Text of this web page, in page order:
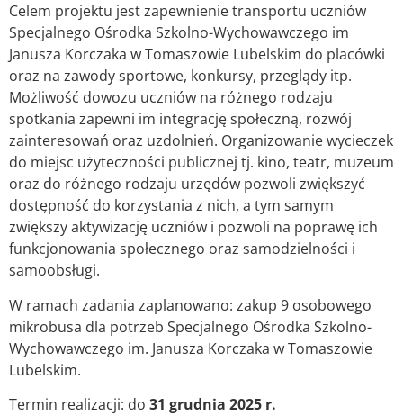
Celem projektu jest zapewnienie transportu uczniów
Specjalnego Ośrodka Szkolno-Wychowawczego im
Janusza Korczaka w Tomaszowie Lubelskim do placówki
oraz na zawody sportowe, konkursy, przeglądy itp.
Możliwość dowozu uczniów na różnego rodzaju
spotkania zapewni im integrację społeczną, rozwój
zainteresowań oraz uzdolnień. Organizowanie wycieczek
do miejsc użyteczności publicznej tj. kino, teatr, muzeum
oraz do różnego rodzaju urzędów pozwoli zwiększyć
dostępność do korzystania z nich, a tym samym
zwiększy aktywizację uczniów i pozwoli na poprawę ich
funkcjonowania społecznego oraz samodzielności i
samoobsługi.
W ramach zadania zaplanowano: zakup 9 osobowego
mikrobusa dla potrzeb Specjalnego Ośrodka Szkolno-
Wychowawczego im. Janusza Korczaka w Tomaszowie
Lubelskim.
Termin realizacji: do 31 grudnia 2025 r.